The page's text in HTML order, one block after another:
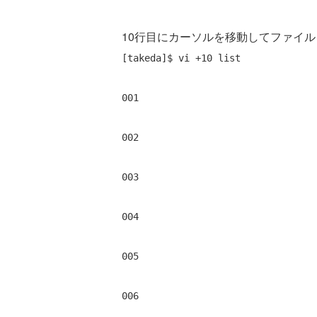
10行目にカーソルを移動してファイ
[takeda]$ vi +10 list
001
002
003
004
005
006